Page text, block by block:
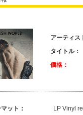
アーティス
タイトル：
価格：
ット：
LP Vinyl